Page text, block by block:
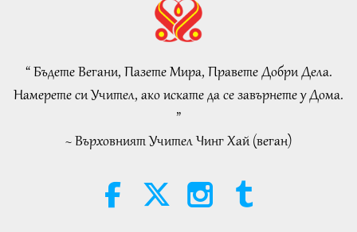
36:01
The Legend of the Star Apple
Културни следи по света 2026-08-04 Преглед
33:51
Climate Change Vulnerability
Multi-part Series
“ Бъдете Вегани, Пазете Мира, Правете Добри Дела.
Намерете си Учител, ако искате да се завърнете у Дома.
”
~ Върховният Учител Чинг Хай (веган)